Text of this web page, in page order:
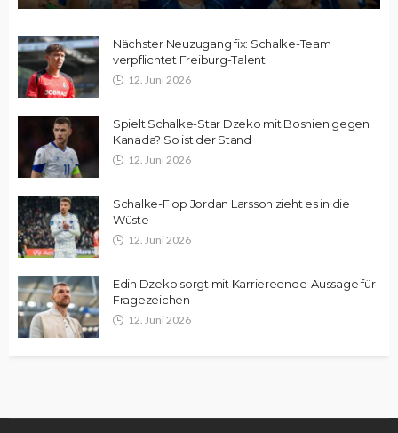
Nächster Neuzugang fix: Schalke-Team
verpflichtet Freiburg-Talent
12. Juni 2026
Spielt Schalke-Star Dzeko mit Bosnien gegen
Kanada? So ist der Stand
12. Juni 2026
Schalke-Flop Jordan Larsson zieht es in die
Wüste
12. Juni 2026
Edin Dzeko sorgt mit Karriereende-Aussage für
Fragezeichen
12. Juni 2026